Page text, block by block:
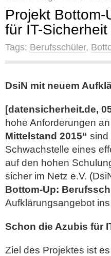
Projekt
für IT-
Tags: Berufsschüler,
DsiN mit neuem
[datensicherheit.de,
hohe Anforderungen
Mittelstand 2015“ sind
Schwachstelle eines
auf den hohen
sicher im Netz e.V.
Bottom-Up:
Aufklärungsangebot
Schon die Azubis für
Ziel des Projektes ist